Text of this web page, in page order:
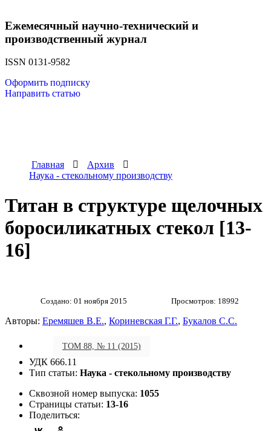
Ежемесячный научно-технический и
производственный журнал
ISSN 0131-9582
Оформить подписку
Направить статью
Главная
Архив
Наука - стекольному производству
Титан в структуре щелочных
боросиликатных стекол [13-
16]
Создано: 01 ноября 2015 Просмотров: 18992
Авторы: Еремяшев В.Е., Кориневская Г.Г., Букалов С.С.
ТОМ 88, № 11 (2015)
УДК 666.11
Тип статьи: Наука - стекольному производству
Сквозной номер выпуска: 1055
Страницы статьи: 13-16
Поделиться: